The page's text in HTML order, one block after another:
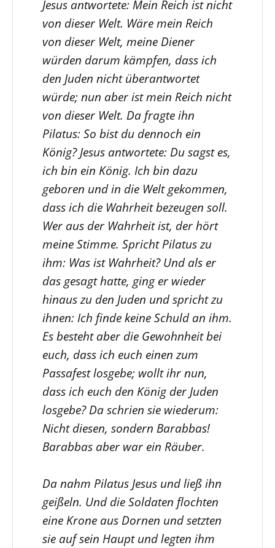
Jesus antwortete: Mein Reich ist nicht
von dieser Welt. Wäre mein Reich
von dieser Welt, meine Diener
würden darum kämpfen, dass ich
den Juden nicht überantwortet
würde; nun aber ist mein Reich nicht
von dieser Welt. Da fragte ihn
Pilatus: So bist du dennoch ein
König? Jesus antwortete: Du sagst es,
ich bin ein König. Ich bin dazu
geboren und in die Welt gekommen,
dass ich die Wahrheit bezeugen soll.
Wer aus der Wahrheit ist, der hört
meine Stimme. Spricht Pilatus zu
ihm: Was ist Wahrheit? Und als er
das gesagt hatte, ging er wieder
hinaus zu den Juden und spricht zu
ihnen: Ich finde keine Schuld an ihm.
Es besteht aber die Gewohnheit bei
euch, dass ich euch einen zum
Passafest losgebe; wollt ihr nun,
dass ich euch den König der Juden
losgebe? Da schrien sie wiederum:
Nicht diesen, sondern Barabbas!
Barabbas aber war ein Räuber.
Da nahm Pilatus Jesus und ließ ihn
geißeln. Und die Soldaten flochten
eine Krone aus Dornen und setzten
sie auf sein Haupt und legten ihm